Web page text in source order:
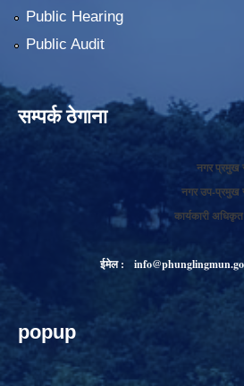
Public Hearing
Public Audit
सम्पर्क ठेगाना
नगर प्रमुख
नगर उप-प्रमुख
कार्यकारी
ईमेल :
popup